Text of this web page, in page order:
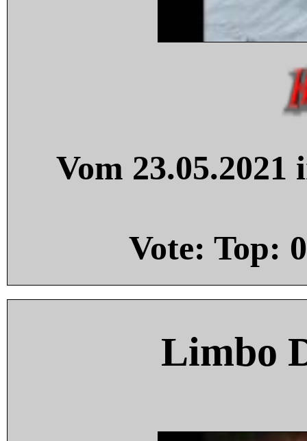
Vom
Vote: Top: 0
Limbo